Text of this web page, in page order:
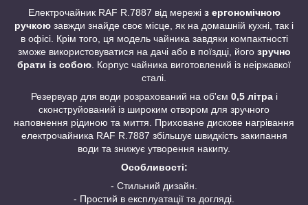
Електрочайник RAF R.7887 від мережіз ергономічною
ручкою завжди знайде своє місце, як на домашній кухні, так і
в офісі. Крім того, ця модель чайника завдяки компактності
зможе використовуватися на дачі або в поїздці, його зручно
брати із собою . Корпус чайника виготовлений із неіржавкої
сталі.
Резервуар для води розрахований на об'єм 0,5 літраі
сконструйований із широким отвором для зручного
наповнення рідиною та миття. Приховане дискове нагрівання
електрочайника RAF R.7887 збільшує швидкість закипання
води та знижує утворення накипу.
Особливості:
- Стильний дизайн.
- Простий в експлуатації та догляді.